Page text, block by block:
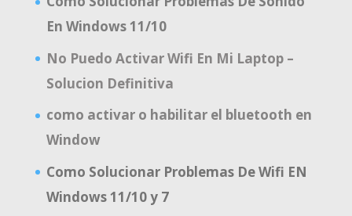
En Windows 11/10
No Puedo Activar Wifi En Mi Laptop –
Solucion Definitiva
como activar o habilitar el bluetooth en
Window
Como Solucionar Problemas De Wifi EN
Windows 11/10 y 7